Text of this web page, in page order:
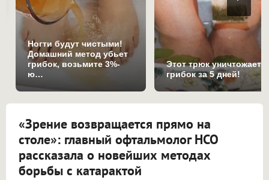
Ногти будут чистыми!
Домашний метод убьет
грибок, возьмите 3%-
ю…
Этот трюк уничтожает
грибок за 5 дней!
«Зрение возвращается прямо на
столе»: главный офтальмолог НСО
рассказала о новейших методах
борьбы с катарактой